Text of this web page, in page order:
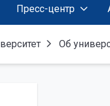
Пресс-центр
Об